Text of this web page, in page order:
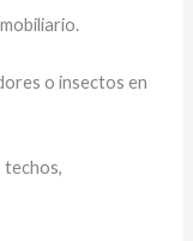
o insectos en
techos,